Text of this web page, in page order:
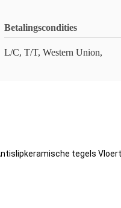
Betalingscondities
L/C, T/T, Western Union,
tegels